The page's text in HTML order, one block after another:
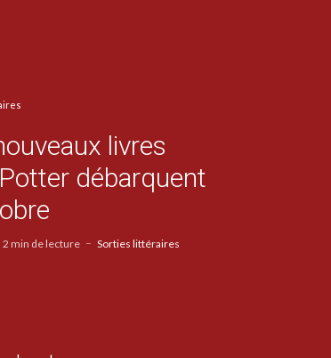
livres
débarquent
2 min de lecture Sorties littéraires